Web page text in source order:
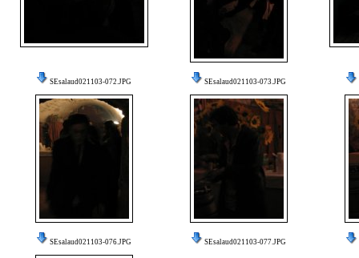
SEsalaud021103-072.JPG SEsalaud021103-073.JPG
SEsalaud021103-076.JPG SEsalaud021103-077.JPG